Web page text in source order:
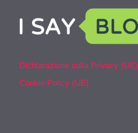
Dichiarazione sulla Privacy (UE)
Cookie Policy (UE)